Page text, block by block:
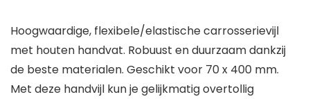
Hoogwaardige, flexibele/elastische carrosserievijl
met houten handvat. Robuust en duurzaam dankzij
de beste materialen. Geschikt voor 70 x 400 mm.
Met deze handvijl kun je gelijkmatig overtollig